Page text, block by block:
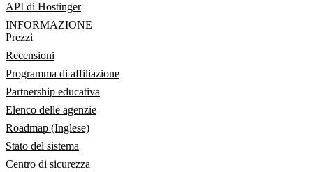
API di Hostinger
INFORMAZIONE
Prezzi
Recensioni
Programma di affiliazione
Partnership educativa
Elenco delle agenzie
Roadmap (Inglese)
Stato del sistema
Centro di sicurezza